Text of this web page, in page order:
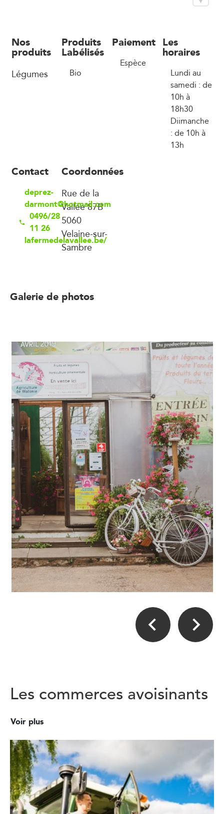
Nos
produits
Légumes
Produits
Labélisés
Bio
Paiement
Espèce
Les
horaires
Lundi au
samedi : de
10h à
18h30
Diimanche
: de 10h à
13h
Contact
deprez-
darmont@hotmail.com
0496/28
11 26
lafermedelavallee.be/
Coordonnées
Rue de la
Vallée 87B
5060
Velaine-sur-
Sambre
Galerie de photos
Les commerces avoisinants
Voir plus